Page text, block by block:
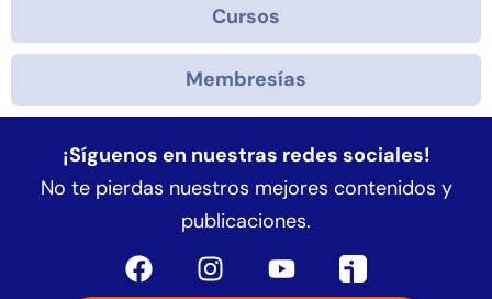
Cursos
Membresías
¡Síguenos en nuestras redes sociales!
No te pierdas nuestros mejores contenidos y
publicaciones.